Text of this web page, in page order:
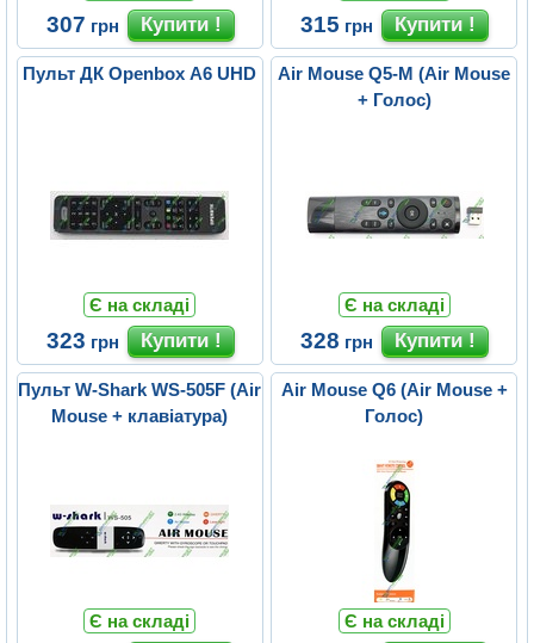
307 грн 315 грн
Пульт ДК Openbox A6 UHD
Є на складі
323 грн
Air Mouse Q5-M (Air Mouse
+ Голос)
Є на складі
328 грн
Пульт W-Shark WS-505F (Air
Mouse + клавіатура)
Є на складі
Air Mouse Q6 (Air Mouse +
Голос)
Є на складі